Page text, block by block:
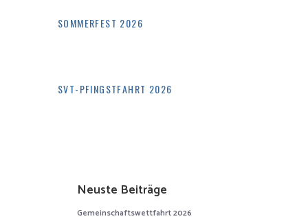
SOMMERFEST 2026
SVT-PFINGSTFAHRT 2026
Neuste Beiträge
Gemeinschaftswettfahrt 2026